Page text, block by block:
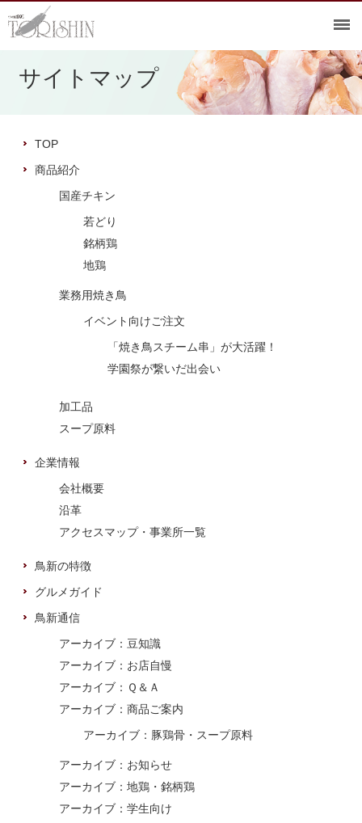
サイトマップ
TOP
商品紹介
国産チキン
若どり
銘柄鶏
地鶏
業務用焼き鳥
イベント向けご注文
「焼き鳥スチーム串」が大活躍！
学園祭が繋いだ出会い
加工品
スープ原料
企業情報
会社概要
沿革
アクセスマップ・事業所一覧
鳥新の特徴
グルメガイド
鳥新通信
アーカイブ：豆知識
アーカイブ：お店自慢
アーカイブ：Ｑ＆Ａ
アーカイブ：商品ご案内
アーカイブ：豚鶏骨・スープ原料
アーカイブ：お知らせ
アーカイブ：地鶏・銘柄鶏
アーカイブ：学生向け